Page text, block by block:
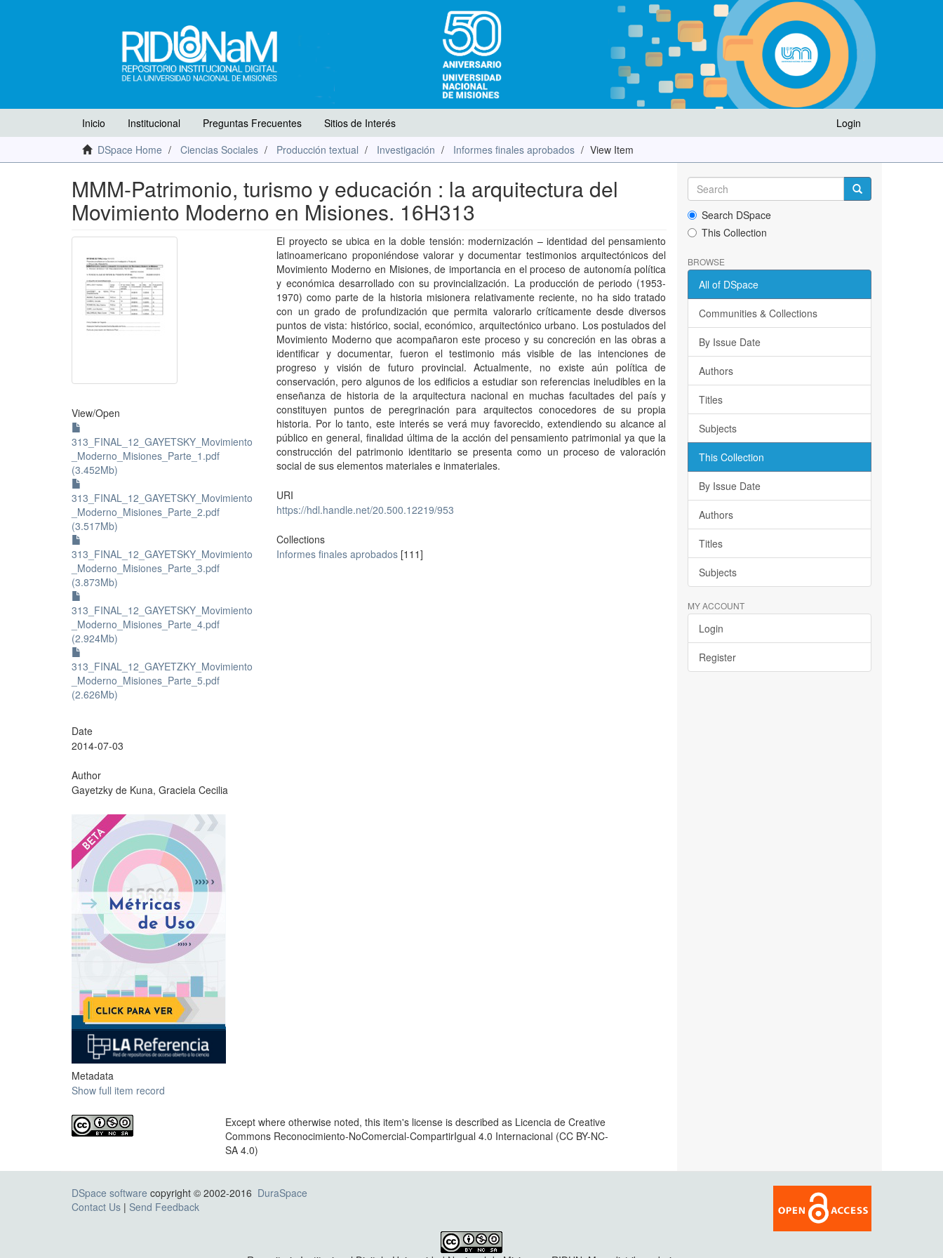
Login
Inicio Institucional Preguntas Frecuentes
Sitios de Interés
DSpace Home
Ciencias Sociales Producción textual Investigación Informes finales aprobados View Item
MMM-Patrimonio, turismo y educación : la arquitectura del
Movimiento Moderno en Misiones. 16H313
View/Open
313_FINAL_12_GAYETSKY_Movimiento
_Moderno_Misiones_Parte_1.pdf
(3.452Mb)
313_FINAL_12_GAYETSKY_Movimiento
_Moderno_Misiones_Parte_2.pdf
(3.517Mb)
313_FINAL_12_GAYETSKY_Movimiento
_Moderno_Misiones_Parte_3.pdf
(3.873Mb)
313_FINAL_12_GAYETSKY_Movimiento
_Moderno_Misiones_Parte_4.pdf
(2.924Mb)
313_FINAL_12_GAYETZKY_Movimiento
_Moderno_Misiones_Parte_5.pdf
(2.626Mb)
Date
2014-07-03
Author
Gayetzky de Kuna, Graciela Cecilia
?
Metadata
Show full item record
El proyecto se ubica en la doble tensión: modernización – identidad del pensamiento
latinoamericano proponiéndose valorar y documentar testimonios arquitectónicos del
Movimiento Moderno en Misiones, de importancia en el proceso de autonomía política
y económica desarrollado con su provincialización. La producción de periodo (1953-
1970) como parte de la historia misionera relativamente reciente, no ha sido tratado
con un grado de profundización que permita valorarlo críticamente desde diversos
puntos de vista: histórico, social, económico, arquitectónico urbano. Los postulados del
Movimiento Moderno que acompañaron este proceso y su concreción en las obras a
identificar y documentar, fueron el testimonio más visible de las intenciones de
progreso y visión de futuro provincial. Actualmente, no existe aún política de
conservación, pero algunos de los edificios a estudiar son referencias ineludibles en la
enseñanza de historia de la arquitectura nacional en muchas facultades del país y
constituyen puntos de peregrinación para arquitectos conocedores de su propia
historia. Por lo tanto, este interés se verá muy favorecido, extendiendo su alcance al
público en general, finalidad última de la acción del pensamiento patrimonial ya que la
construcción del patrimonio identitario se presenta como un proceso de valoración
social de sus elementos materiales e inmateriales.
URI
https://hdl.handle.net/20.500.12219/953
Collections
Informes finales aprobados [111]
Except where otherwise noted, this item's license is described as Licencia de Creative
Commons Reconocimiento-NoComercial-CompartirIgual 4.0 Internacional (CC BY-NC-
SA 4.0)
Search DSpace
This Collection
BROWSE
All of DSpace
Communities & Collections
By Issue Date
Authors
Titles
Subjects
This Collection
By Issue Date
Authors
Titles
Subjects
MY ACCOUNT
Login
Register
DSpace software copyright © 2002-2016 DuraSpace
Contact Us | Send Feedback